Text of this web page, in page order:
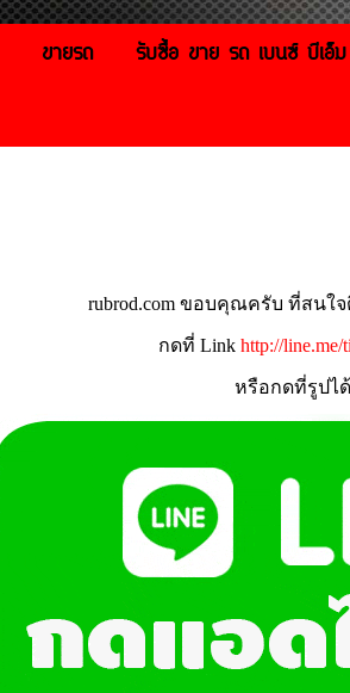
ขายรถ รับซื้อ ขาย รถ เบนซ์ บีเอ็
rubrod.com ขอบคุณครับ ที่สนใ
กดที่ Link http://line.me/
หรือกดที่รูปไ